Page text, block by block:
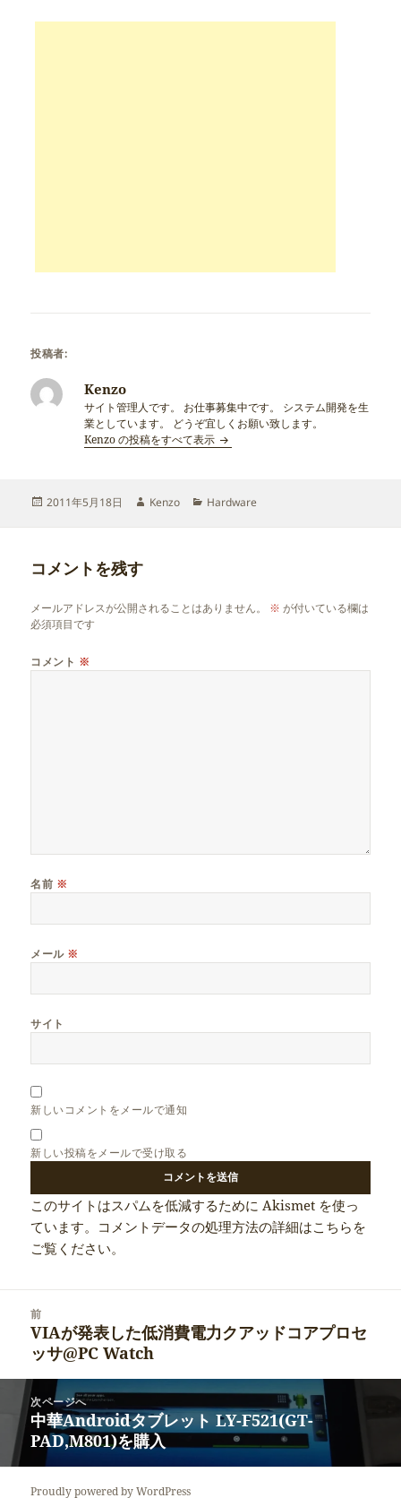
投稿者:
Kenzo
サイト管理人です。 お仕事募集中です。 システム開発を生
業としています。 どうぞ宜しくお願い致します。
Kenzo の投稿をすべて表示
投
2011年5月18日
作
Kenzo
カ
Hardware
コメントを残す
メールアドレスが公開されることはありません。 ※ が付いている欄は
必須項目です
コメント ※
名前 ※
メール ※
サイト
新しいコメントをメールで通知
新しい投稿をメールで受け取る
このサイトはスパムを低減するために Akismet を使っ
ています。 コメントデータの処理方法の詳細はこちらを
ご覧ください。
ン
前
前
の
投
稿:
VIAが発表した低消費電力クアッドコアプロセ
ッサ@PC Watch
次ページへ
次
の
投
稿:
中華Androidタブレット LY-F521(GT-
PAD,M801)を購入
Proudly powered by WordPress